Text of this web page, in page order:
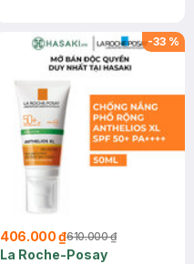
-33 %
406.000 ₫610.000 ₫
La Roche-Posay